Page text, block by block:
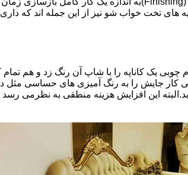
تخت خواب شو نیز از این جمله اند که
یک کاناپه را با شاپ آن رنگ زد و هم تمام
کار جایش را به رنگ آمیزی های حساسی مثل
این افزایش هزینه منطقی به نظرمی رسد